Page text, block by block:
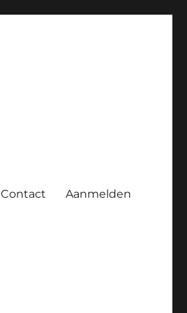
Contact Aanmelden